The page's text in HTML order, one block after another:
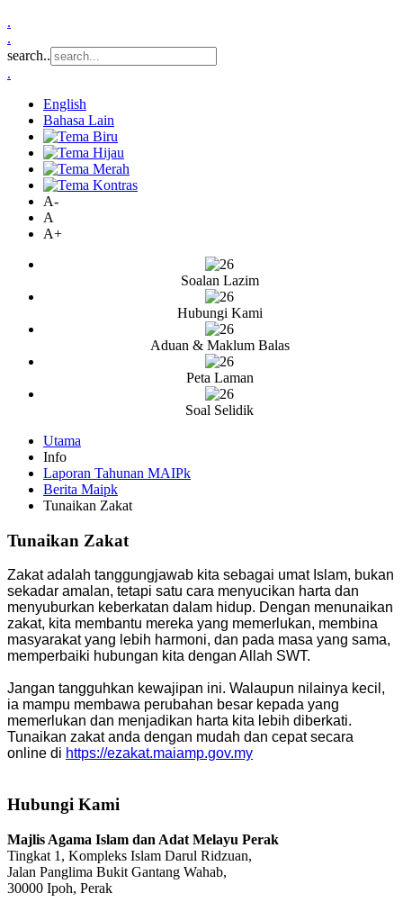
.
.
search..
.
English
Bahasa Lain
A-
A
A+
Soalan Lazim
Hubungi Kami
Aduan & Maklum Balas
Peta Laman
Soal Selidik
Utama
Info
Laporan Tahunan MAIPk
Berita Maipk
Tunaikan Zakat
Tunaikan Zakat
Zakat adalah tanggungjawab kita sebagai umat Islam, bukan
sekadar amalan, tetapi satu cara menyucikan harta dan
menyuburkan keberkatan dalam hidup. Dengan menunaikan
zakat, kita membantu mereka yang memerlukan, membina
masyarakat yang lebih harmoni, dan pada masa yang sama,
memperbaiki hubungan kita dengan Allah SWT.
Jangan tangguhkan kewajipan ini. Walaupun nilainya kecil,
ia mampu membawa perubahan besar kepada yang
memerlukan dan menjadikan harta kita lebih diberkati.
Tunaikan zakat anda dengan mudah dan cepat secara
online di https://ezakat.maiamp.gov.my
Hubungi Kami
Majlis Agama Islam dan Adat Melayu Perak
Tingkat 1, Kompleks Islam Darul Ridzuan,
Jalan Panglima Bukit Gantang Wahab,
30000 Ipoh, Perak